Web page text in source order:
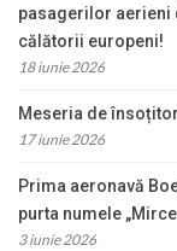
pasagerilor aerieni
călătorii europeni!
18 iunie 2026
Meseria de
17 iunie 2026
Prima aeronavă
purta numele
3 iunie 2026